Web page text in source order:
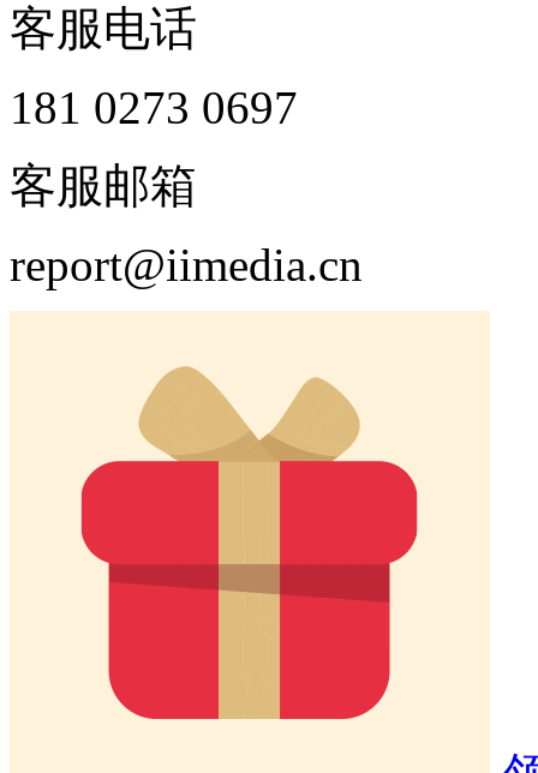
客服电话
181 0273 0697
客服邮箱
report@iimedia.cn